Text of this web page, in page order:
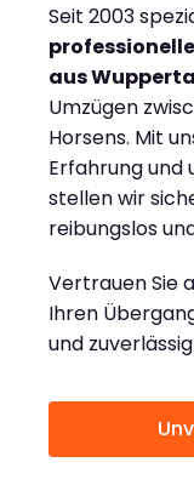
Seit 2003
aus
Umzügen
Horsens. Mit
Erfahrung und
stellen wir
reibungslos
Vertrauen Sie
Ihren
und